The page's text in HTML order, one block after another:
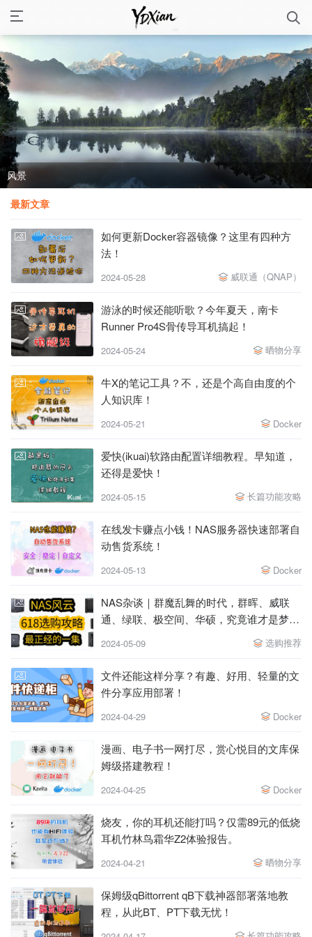
独钓寒江
人民大会堂
风景
独钓寒江
人民大会堂
最新文章
如何更新Docker容器镜像？这里有四种方
法！
2024-05-28 威联通（QNAP）
游泳的时候还能听歌？今年夏天，南卡
Runner Pro4S骨传导耳机搞起！
2024-05-24 晒物分享
牛X的笔记工具？不，还是个高自由度的个
人知识库！
2024-05-21 Docker
爱快(ikuai)软路由配置详细教程。早知道，
还得是爱快！
2024-05-15 长篇功能攻略
在线发卡赚点小钱！NAS服务器快速部署自
动售货系统！
2024-05-13 Docker
NAS杂谈｜群魔乱舞的时代，群晖、威联
通、绿联、极空间、华硕，究竟谁才是梦中
2024-05-09 选购推荐
文件还能这样分享？有趣、好用、轻量的文
件分享应用部署！
2024-04-29 Docker
漫画、电子书一网打尽，赏心悦目的文库保
姆级搭建教程！
2024-04-25 Docker
烧友，你的耳机还能打吗？仅需89元的低烧
耳机竹林鸟霜华Z2体验报告。
2024-04-21 晒物分享
保姆级qBittorrent qB下载神器部署落地教
程，从此BT、PT下载无忧！